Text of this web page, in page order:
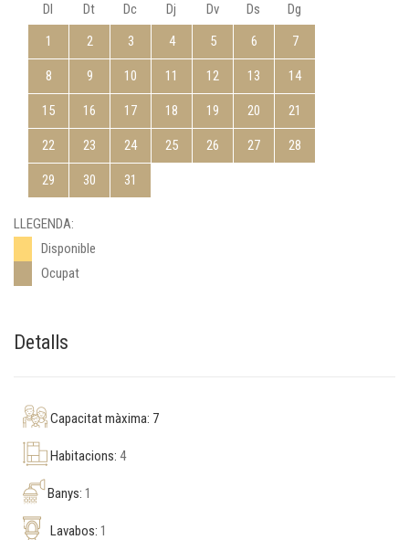
Dl Dt Dc Dj Dv Ds
Dg
1
2 3 4 5 6 7
8 9 10 11 12 13 14
15 16 17 18 19 20 21
22 23 24 25 26 27 28
29 30 31
LLEGENDA:
Disponible
Ocupat
Detalls
Capacitat màxima: 7
Habitacions: 4
Banys: 1
Lavabos: 1